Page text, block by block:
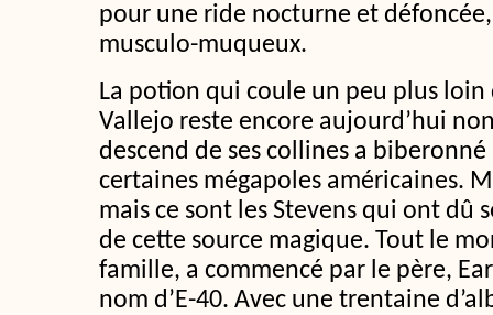
pour une ride nocturne et
musculo-muqueux.
La potion qui coule un peu plus loin
Vallejo reste encore aujourd’hui
descend de ses collines a
certaines mégapoles américaines.
mais ce sont les Stevens qui ont dû
de cette source magique. Tout le
famille, a commencé par le père,
nom d’E-40. Avec une trentaine